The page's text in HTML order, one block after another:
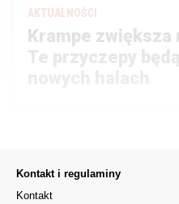
AKTUALNOŚCI
Krampe
Te przyczepy
Kontakt i regulaminy
Kontakt